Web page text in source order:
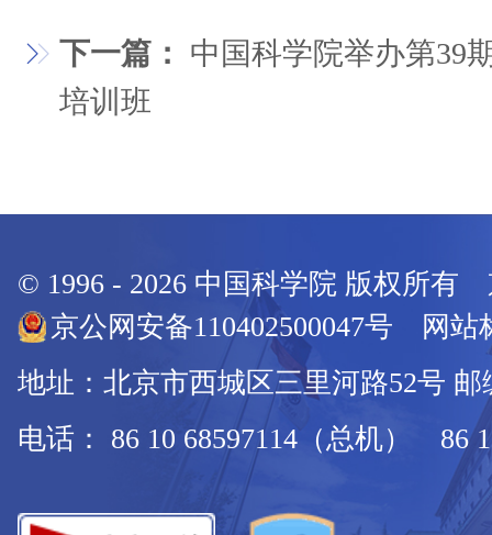
下一篇： 中国科学院举办第39
培训班
© 1996 - 2026 中国科学院 版权所有
京公网安备110402500047号 网站
地址：北京市西城区三里河路52号 邮
电话： 86 10 68597114（总机） 86